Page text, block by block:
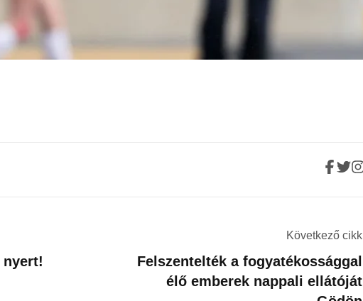
nyert!
Következő cikk
Felszentelték a fogyatékossággal
élő emberek nappali ellátóját